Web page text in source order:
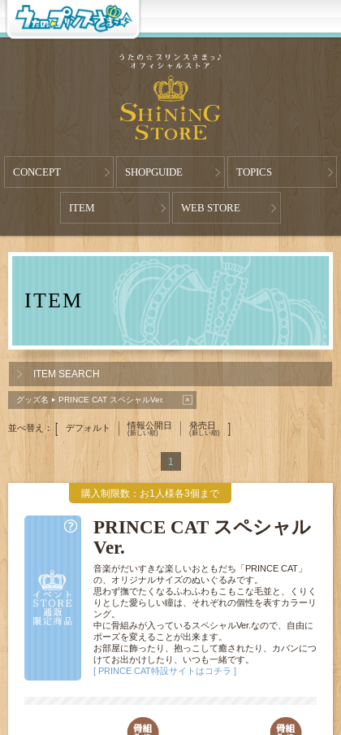
CONCEPT SHOPGUIDE TOPICS
ITEM WEB STORE
ITEM
ITEM SEARCH
グッズ名 ▶ PRINCE CAT スペシャルVer. ×
並べ替え： [ デフォルト 情報公開日
(新しい順)
発売日
(新しい順) ]
1
購入制限数：お1人様各3個まで
PRINCE CAT スペシャル
Ver.
音楽がだいすきな楽しいおともだち「PRINCE CAT」
の、オリジナルサイズのぬいぐるみです。
思わず撫でたくなるふわふわもこもこな毛並と、くりく
りとした愛らしい瞳は、それぞれの個性を表すカラーリ
ング。
中に骨組みが入っているスペシャルVer.なので、自由に
ポーズを変えることが出来ます。
お部屋に飾ったり、抱っこして癒されたり、カバンにつ
けてお出かけしたり、いつも一緒です。
[ PRINCE CAT特設サイトはコチラ ]